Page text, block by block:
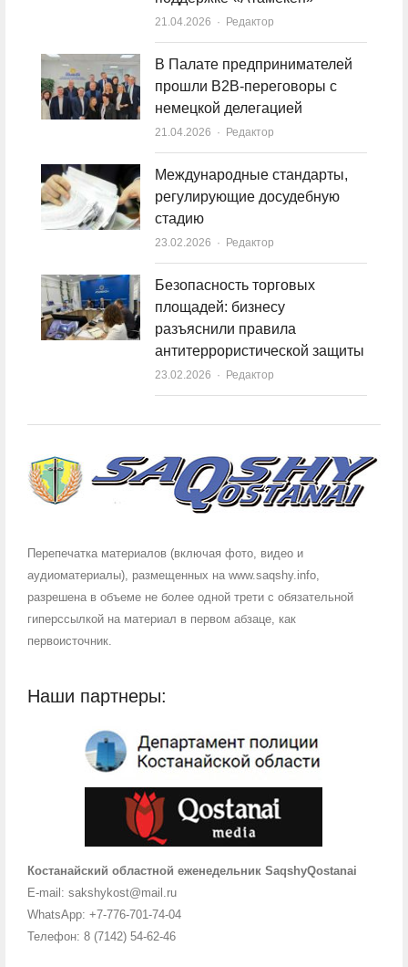
21.04.2026 Author
Редактор
В Палате предпринимателей
прошли B2B-переговоры с
немецкой делегацией
21.04.2026 Author
Редактор
Международные стандарты,
регулирующие досудебную
стадию
23.02.2026 Author
Редактор
Безопасность торговых
площадей: бизнесу
разъяснили правила
антитеррористической защиты
23.02.2026 Author
Редактор
Перепечатка материалов (включая фото, видео и
аудиоматериалы), размещенных на www.saqshy.info,
разрешена в объеме не более одной трети с обязательной
гиперссылкой на материал в первом абзаце, как
первоисточник.
Наши партнеры:
Костанайский областной еженедельник SaqshyQostanai
E-mail: sakshykost@mail.ru
WhatsApp: +7-776-701-74-04
Телефон: 8 (7142) 54-62-46